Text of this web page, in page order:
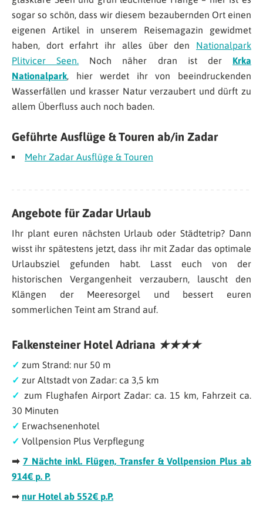
sogar so schön, dass wir diesem bezaubernden Ort einen
eigenen Artikel in unserem Reisemagazin gewidmet
haben, dort erfahrt ihr alles über den Nationalpark
Plitvicer Seen. Noch näher dran ist der Krka
Nationalpark, hier werdet ihr von beeindruckenden
Wasserfällen und krasser Natur verzaubert und dürft zu
allem Überfluss auch noch baden.
Geführte Ausflüge & Touren ab/in Zadar
Mehr Zadar Ausflüge & Touren
Angebote für Zadar Urlaub
Ihr plant euren nächsten Urlaub oder Städtetrip? Dann
wisst ihr spätestens jetzt, dass ihr mit Zadar das optimale
Urlaubsziel gefunden habt. Lasst euch von der
historischen Vergangenheit verzaubern, lauscht den
Klängen der Meeresorgel und bessert euren
sommerlichen Teint am Strand auf.
Falkensteiner Hotel Adriana ★★★★
✓ zum Strand: nur 50 m
✓ zur Altstadt von Zadar: ca 3,5 km
✓ zum Flughafen Airport Zadar: ca. 15 km, Fahrzeit ca.
30 Minuten
✓ Erwachsenenhotel
✓ Vollpension Plus Verpflegung
➡ 7 Nächte inkl. Flügen, Transfer & Vollpension Plus ab
914€ p. P.
➡ nur Hotel ab 552€ p.P.